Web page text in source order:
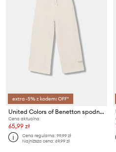
extra -5% z kodem: OFF*
United Colors of Benetton spodnie wide leg dziecięce bawełniane
Cena aktualna:
65,99 zł
Cena regularna:99,99 zł
Najniższa cena:69,99 zł